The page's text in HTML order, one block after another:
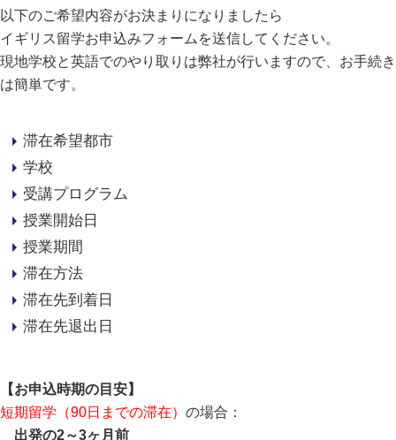
以下のご希望内容がお決まりになりましたら
イギリス留学お申込みフォームを送信してください。
現地学校と英語でのやり取りは弊社が行いますので、お手続き
は簡単です。
滞在希望都市
学校
受講プログラム
授業開始日
授業期間
滞在方法
滞在先到着日
滞在先退出日
【お申込時期の目安】
短期留学（90日までの滞在） の場合：
出発の2～3ヶ月前